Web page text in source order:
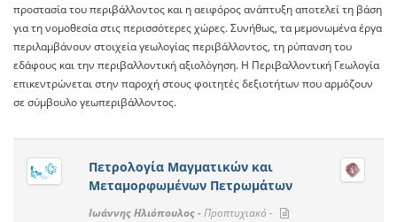
προστασία του περιβάλλοντος και η αειφόρος ανάπτυξη αποτελεί τη βάση
για τη νομοθεσία στις περισσότερες χώρες. Συνήθως, τα μεμονωμένα έργα
περιλαμβάνουν στοιχεία γεωλογίας περιβάλλοντος, τη ρύπανση του
εδάφους και την περιβαλλοντική αξιολόγηση. Η Περιβαλλοντική Γεωλογία
επικεντρώνεται στην παροχή στους φοιτητές δεξιοτήτων που αρμόζουν
σε σύμβουλο γεωπεριβάλλοντος.
Πετρολογία Μαγματικών και
Μεταμορφωμένων Πετρωμάτων
Ιωάννης Ηλιόπουλος -Προπτυχιακό -